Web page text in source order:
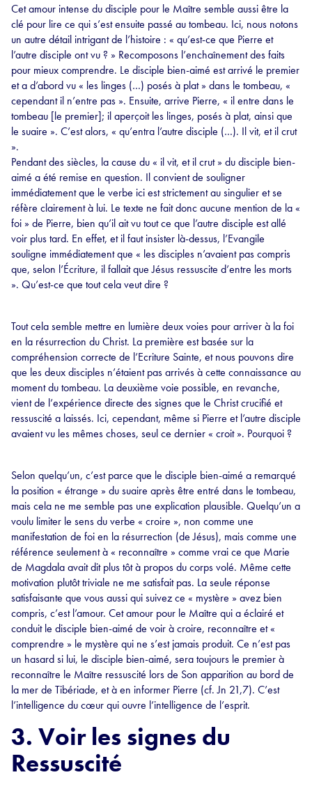
Cet amour intense du disciple pour le Maître semble aussi être la
clé pour lire ce qui s’est ensuite passé au tombeau. Ici, nous notons
un autre détail intrigant de l’histoire : « qu’est-ce que Pierre et
l’autre disciple ont vu ? » Recomposons l’enchaînement des faits
pour mieux comprendre. Le disciple bien-aimé est arrivé le premier
et a d’abord vu « les linges (…) posés à plat » dans le tombeau, «
cependant il n’entre pas ». Ensuite, arrive Pierre, « il entre dans le
tombeau [le premier]; il aperçoit les linges, posés à plat, ainsi que
le suaire ». C’est alors, « qu’entra l’autre disciple (…). Il vit, et il crut
».
Pendant des siècles, la cause du « il vit, et il crut » du disciple bien-
aimé a été remise en question. Il convient de souligner
immédiatement que le verbe ici est strictement au singulier et se
réfère clairement à lui. Le texte ne fait donc aucune mention de la «
foi » de Pierre, bien qu’il ait vu tout ce que l’autre disciple est allé
voir plus tard. En effet, et il faut insister là-dessus, l’Evangile
souligne immédiatement que « les disciples n’avaient pas compris
que, selon l’Écriture, il fallait que Jésus ressuscite d’entre les morts
». Qu’est-ce que tout cela veut dire ?
Tout cela semble mettre en lumière deux voies pour arriver à la foi
en la résurrection du Christ. La première est basée sur la
compréhension correcte de l’Ecriture Sainte, et nous pouvons dire
que les deux disciples n’étaient pas arrivés à cette connaissance au
moment du tombeau. La deuxième voie possible, en revanche,
vient de l’expérience directe des signes que le Christ crucifié et
ressuscité a laissés. Ici, cependant, même si Pierre et l’autre disciple
avaient vu les mêmes choses, seul ce dernier « croit ». Pourquoi ?
Selon quelqu’un, c’est parce que le disciple bien-aimé a remarqué
la position « étrange » du suaire après être entré dans le tombeau,
mais cela ne me semble pas une explication plausible. Quelqu’un a
voulu limiter le sens du verbe « croire », non comme une
manifestation de foi en la résurrection (de Jésus), mais comme une
référence seulement à « reconnaître » comme vrai ce que Marie
de Magdala avait dit plus tôt à propos du corps volé. Même cette
motivation plutôt triviale ne me satisfait pas. La seule réponse
satisfaisante que vous aussi qui suivez ce « mystère » avez bien
compris, c’est l’amour. Cet amour pour le Maître qui a éclairé et
conduit le disciple bien-aimé de voir à croire, reconnaître et «
comprendre » le mystère qui ne s’est jamais produit. Ce n’est pas
un hasard si lui, le disciple bien-aimé, sera toujours le premier à
reconnaître le Maître ressuscité lors de Son apparition au bord de
la mer de Tibériade, et à en informer Pierre (cf. Jn 21,7). C’est
l’intelligence du cœur qui ouvre l’intelligence de l’esprit.
3. Voir les signes du
Ressuscité